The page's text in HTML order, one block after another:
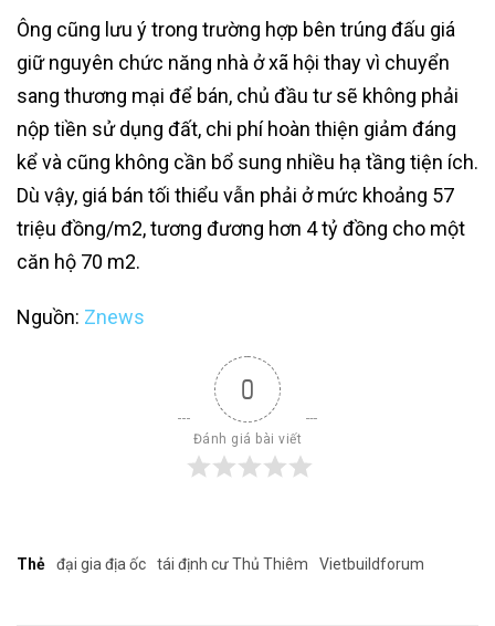
Ông cũng lưu ý trong trường hợp bên trúng đấu giá
giữ nguyên chức năng nhà ở xã hội thay vì chuyển
sang thương mại để bán, chủ đầu tư sẽ không phải
nộp tiền sử dụng đất, chi phí hoàn thiện giảm đáng
kể và cũng không cần bổ sung nhiều hạ tầng tiện ích.
Dù vậy, giá bán tối thiểu vẫn phải ở mức khoảng 57
triệu đồng/m2, tương đương hơn 4 tỷ đồng cho một
căn hộ 70 m2.
Nguồn: Znews
0
Đánh giá bài viết
Thẻ đại gia địa ốc tái định cư Thủ Thiêm Vietbuildforum